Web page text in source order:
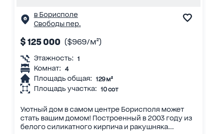
в Борисполе
Свободы пер.
$ 125 000 ($969/м²)
Этажность: 1
Комнат: 4
Площадь общая: 129 м²
Площадь участка: 10 сот
Уютный дом в самом центре Борисполя может
стать вашим домом! Построенный в 2003 году из
белого силикатного кирпича и ракушняка...